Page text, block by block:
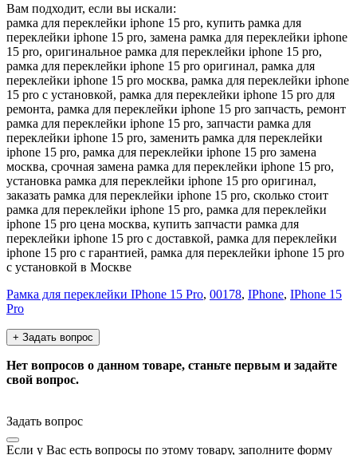
Вам подходит, если вы искали:
рамка для переклейки iphone 15 pro, купить рамка для
переклейки iphone 15 pro, замена рамка для переклейки iphone
15 pro, оригинальное рамка для переклейки iphone 15 pro,
рамка для переклейки iphone 15 pro оригинал, рамка для
переклейки iphone 15 pro москва, рамка для переклейки iphone
15 pro с установкой, рамка для переклейки iphone 15 pro для
ремонта, рамка для переклейки iphone 15 pro запчасть, ремонт
рамка для переклейки iphone 15 pro, запчасти рамка для
переклейки iphone 15 pro, заменить рамка для переклейки
iphone 15 pro, рамка для переклейки iphone 15 pro замена
москва, срочная замена рамка для переклейки iphone 15 pro,
установка рамка для переклейки iphone 15 pro оригинал,
заказать рамка для переклейки iphone 15 pro, сколько стоит
рамка для переклейки iphone 15 pro, рамка для переклейки
iphone 15 pro цена москва, купить запчасти рамка для
переклейки iphone 15 pro с доставкой, рамка для переклейки
iphone 15 pro с гарантией, рамка для переклейки iphone 15 pro
с установкой в Москве
Рамка для переклейки IPhone 15 Pro, 00178, IPhone, IPhone 15
Pro
+ Задать вопрос
Нет вопросов о данном товаре, станьте первым и задайте
свой вопрос.
Задать вопрос
Если у Вас есть вопросы по этому товару, заполните форму